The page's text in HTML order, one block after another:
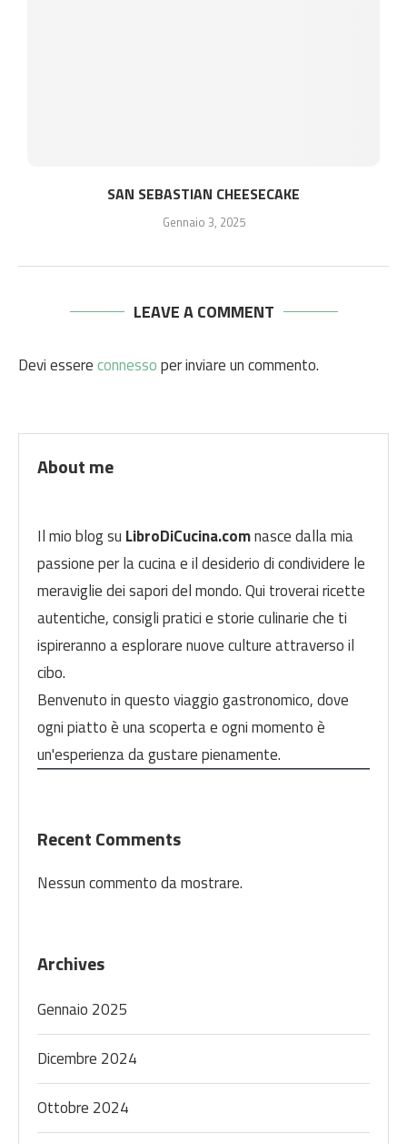
SAN SEBASTIAN CHEESECAKE
Gennaio 3, 2025
LEAVE A COMMENT
Devi essereconnessoper inviare un commento.
About me
Il mio blog su LibroDiCucina.comnasce dalla mia
passione per la cucina e il desiderio di condividere le
meraviglie dei sapori del mondo. Qui troverai ricette
autentiche, consigli pratici e storie culinarie che ti
ispireranno a esplorare nuove culture attraverso il
cibo.
Benvenuto in questo viaggio gastronomico, dove
ogni piatto è una scoperta e ogni momento è
un'esperienza da gustare pienamente.
Recent Comments
Nessun commento da mostrare.
Archives
Gennaio 2025
Dicembre 2024
Ottobre 2024